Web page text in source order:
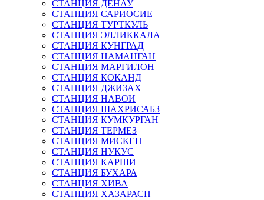
СТАНЦИЯ ДЕНАУ
СТАНЦИЯ САРИОСИЕ
СТАНЦИЯ ТУРТКУЛЬ
СТАНЦИЯ ЭЛЛИККАЛА
СТАНЦИЯ КУНГРАД
СТАНЦИЯ НАМАНГАН
СТАНЦИЯ МАРГИЛОН
СТАНЦИЯ КОКАНД
СТАНЦИЯ ДЖИЗАХ
СТАНЦИЯ НАВОИ
СТАНЦИЯ ШАХРИСАБЗ
СТАНЦИЯ КУМКУРГАН
СТАНЦИЯ ТЕРМЕЗ
СТАНЦИЯ МИСКЕН
СТАНЦИЯ НУКУС
СТАНЦИЯ КАРШИ
СТАНЦИЯ БУХАРА
СТАНЦИЯ ХИВА
СТАНЦИЯ ХАЗАРАСП